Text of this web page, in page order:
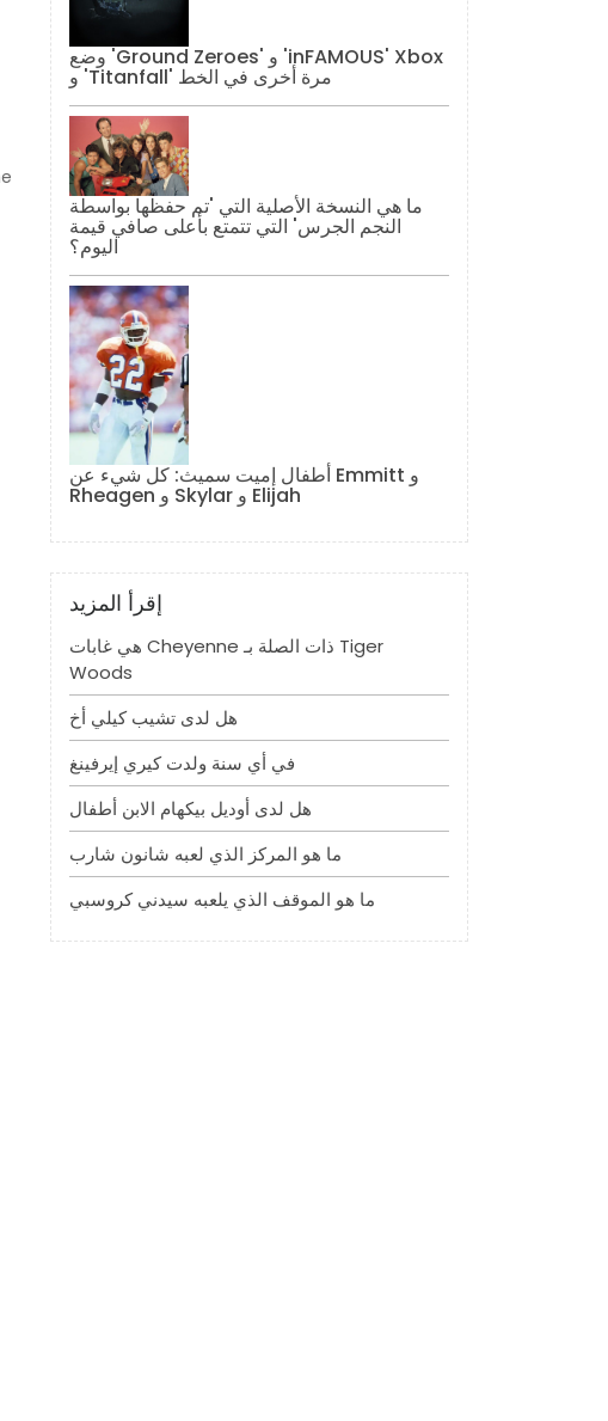
وضع 'Ground Zeroes' و 'inFAMOUS' Xbox
و 'Titanfall' مرة أخرى في الخط
ما هي النسخة الأصلية التي 'تم حفظها بواسطة
النجم الجرس' التي تتمتع بأعلى صافي قيمة
اليوم؟
أطفال إميت سميث: كل شيء عن Emmitt و
Rheagen و Skylar و Elijah
إقرأ المزيد
هي غابات Cheyenne ذات الصلة بـ Tiger
Woods
هل لدى تشيب كيلي أخ
في أي سنة ولدت كيري إيرفينغ
هل لدى أوديل بيكهام الابن أطفال
ما هو المركز الذي لعبه شانون شارب
ما هو الموقف الذي يلعبه سيدني كروسبي